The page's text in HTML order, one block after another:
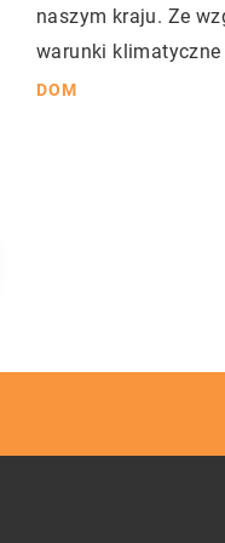
naszym kraju. Ze
warunki
DOM